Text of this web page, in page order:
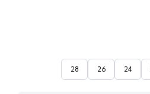
24
26
28